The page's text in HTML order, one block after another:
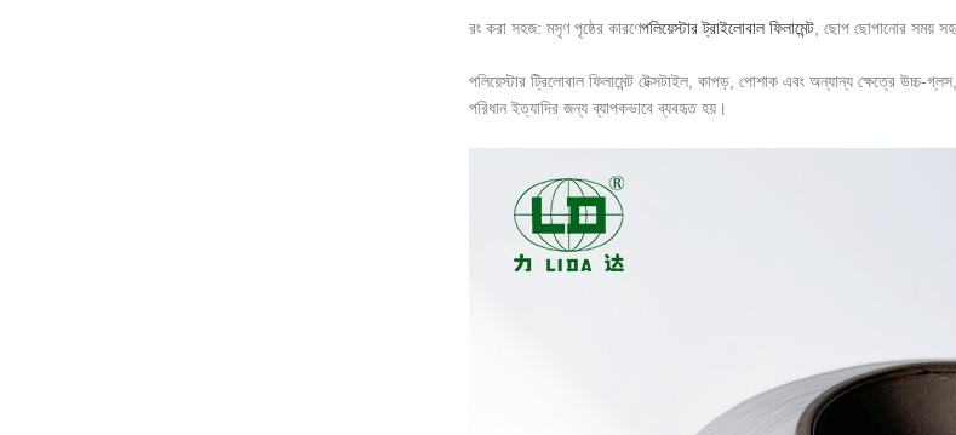
রং করা সহজ: মসৃণ পৃষ্ঠের কারণেপলিয়েস্টার ট্রাইলোবাল ফিলামেন্ট , ছোপ ছোপানোর সময়
পলিয়েস্টার ট্রিলোবাল ফিলামেন্ট টেক্সটাইল, কাপড়, পোশাক এবং অন্যান্য ক্ষেত্রে
পরিধান ইত্যাদির জন্য ব্যাপকভাবে ব্যবহৃত হয়।